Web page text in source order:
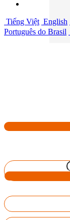
Tiếng Việt English
Português do Brasil